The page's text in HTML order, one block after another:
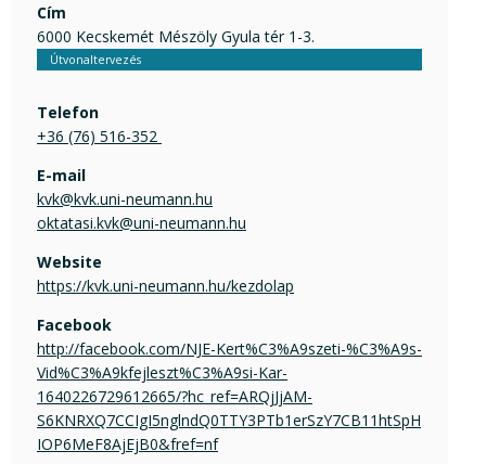
Cím
6000 Kecskemét Mészöly Gyula tér 1-3.
Útvonaltervezés
Telefon
+36 (76) 516-352
E-mail
kvk@kvk.uni-neumann.hu
oktatasi.kvk@uni-neumann.hu
Website
https://kvk.uni-neumann.hu/kezdolap
Facebook
http://facebook.com/NJE-Kert%C3%A9szeti-%C3%A9s-
Vid%C3%A9kfejleszt%C3%A9si-Kar-
1640226729612665/?hc_ref=ARQjJjAM-
S6KNRXQ7CCIgI5nglndQ0TTY3PTb1erSzY7CB11htSpH
IOP6MeF8AjEjB0&fref=nf